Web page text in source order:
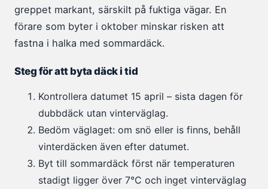
greppet markant, särskilt på fuktiga vägar. En
förare som byter i oktober minskar risken att
fastna i halka med sommardäck.
Steg för att byta däck i tid
Kontrollera datumet 15 april – sista dagen för
dubbdäck utan vinterväglag.
Bedöm väglaget: om snö eller is finns, behåll
vinterdäcken även efter datumet.
Byt till sommardäck först när temperaturen
stadigt ligger över 7°C och inget vinterväglag